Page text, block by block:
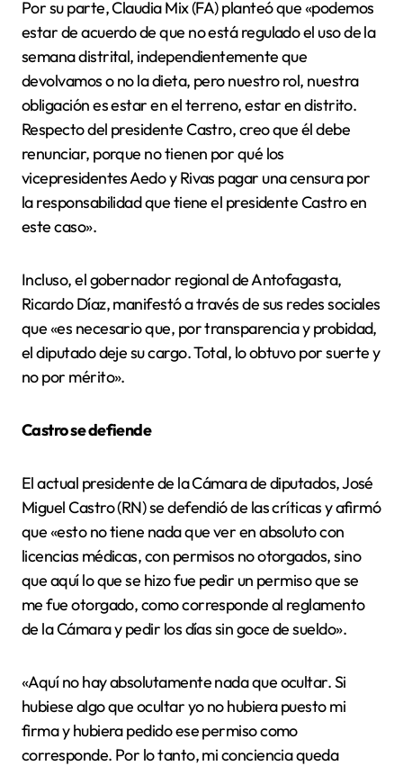
Por su parte, Claudia Mix (FA) planteó que «podemos
estar de acuerdo de que no está regulado el uso de la
semana distrital, independientemente que
devolvamos o no la dieta, pero nuestro rol, nuestra
obligación es estar en el terreno, estar en distrito.
Respecto del presidente Castro, creo que él debe
renunciar, porque no tienen por qué los
vicepresidentes Aedo y Rivas pagar una censura por
la responsabilidad que tiene el presidente Castro en
este caso».
Incluso, el gobernador regional de Antofagasta,
Ricardo Díaz, manifestó a través de sus redes sociales
que «es necesario que, por transparencia y probidad,
el diputado deje su cargo. Total, lo obtuvo por suerte y
no por mérito».
Castro se defiende
El actual presidente de la Cámara de diputados, José
Miguel Castro (RN) se defendió de las críticas y afirmó
que «esto no tiene nada que ver en absoluto con
licencias médicas, con permisos no otorgados, sino
que aquí lo que se hizo fue pedir un permiso que se
me fue otorgado, como corresponde al reglamento
de la Cámara y pedir los días sin goce de sueldo».
«Aquí no hay absolutamente nada que ocultar. Si
hubiese algo que ocultar yo no hubiera puesto mi
firma y hubiera pedido ese permiso como
corresponde. Por lo tanto, mi conciencia queda